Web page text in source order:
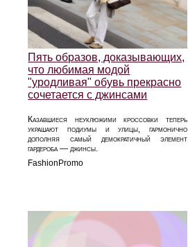
Пять образов, доказывающих,
что любимая модой
"уродливая" обувь прекрасно
сочетается с джинсами
Казавшиеся неуклюжими кроссовки теперь
украшают подиумы и улицы, гармонично
дополняя самый демократичный элемент
гардероба — джинсы.
FashionPromo